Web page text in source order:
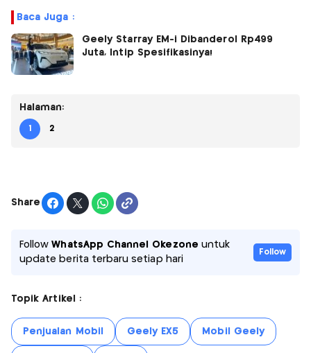
Baca Juga :
Geely Starray EM-i Dibanderol Rp499
Juta, Intip Spesifikasinya!
Halaman:
1 2
Share
FollowWhatsApp Channel Okezone untuk
update berita terbaru setiap hari
Follow
Topik Artikel :
Penjualan Mobil Geely EX5 Mobil Geely